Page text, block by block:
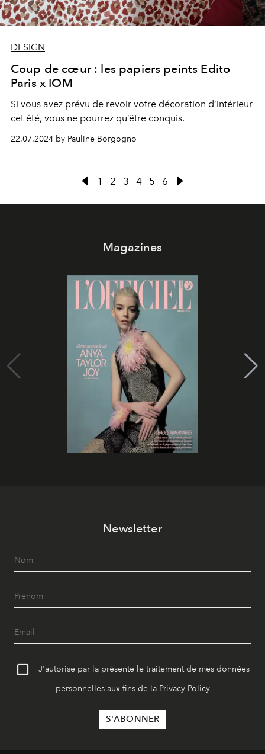
DESIGN
Coup de cœur : les papiers peints Edito
Paris x IOM
Si vous avez prévu de revoir votre décoration d’intérieur
cet été, vous ne pourrez qu’être conquis.
22.07.2024 by Pauline Borgogno
1 2 3 4 5 6
Magazines
Newsletter
J'autorise par la présente le traitement de mes données
personnelles aux fins de la Privacy Policy